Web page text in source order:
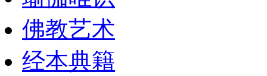
佛教艺术
经本典籍